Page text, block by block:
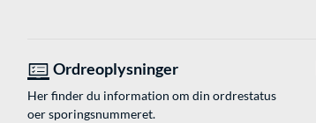
Ordreoplysninger
Her finder du information om din ordrestatus
oer sporingsnummeret.